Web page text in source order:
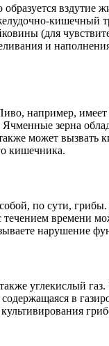
вздутие
(для
и
например,
зерна
может вызвать
кишечника.
по сути,
времени
нарушение
углекислый
в